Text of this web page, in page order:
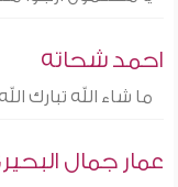
احمد شحاته
ما شاء الله تبارك الله
عمار جمال